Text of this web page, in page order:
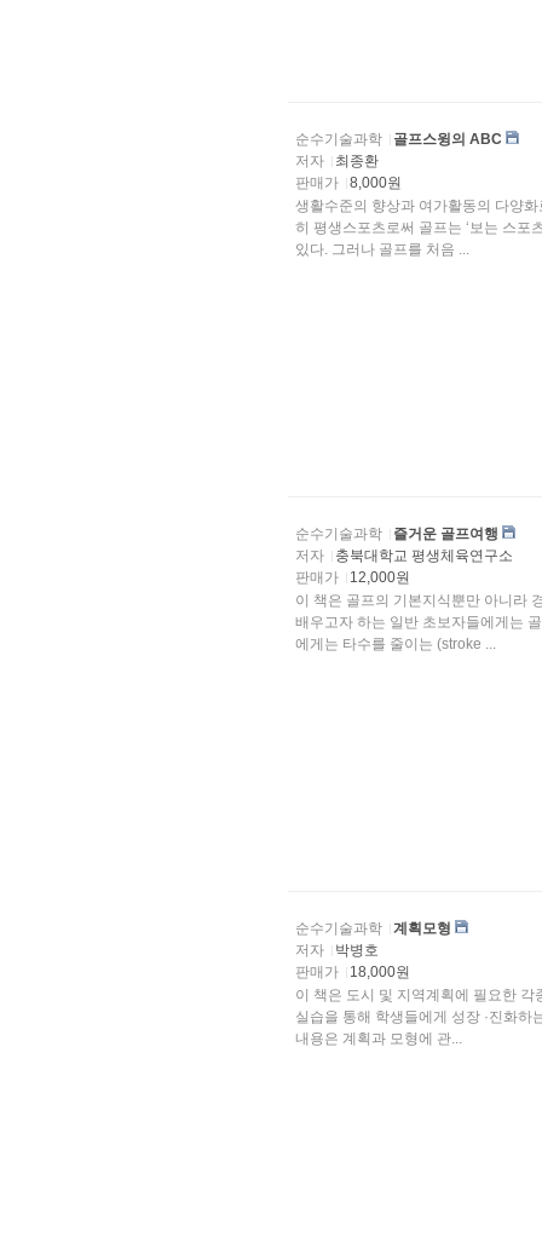
순수기술과학
골프스윙의 ABC
저자
최종환
판매가
8,000원
생활수준의 향상과 여가활동의 다양
히 평생스포츠로써 골프는 ‘보는 스포츠’에서 실제로 ‘한번 해보고 싶은
있다. 그러나 골프를 처음 ...
순수기술과학
즐거운 골프여행
저자
충북대학교 평생체육연구소
판매가
12,000원
이 책은 골프의 기본지식뿐만 아니라
배우고자 하는 일반 초보자들에게는 골프 입문의 훌륭한 길잡이로써 이용될 것이고, 한편
에게는 타수를 줄이는 (stroke ...
순수기술과학
계획모형
저자
박병호
판매가
18,000원
이 책은 도시 및 지역계획에 필요한
실습을 통해 학생들에게 성장 ·진화하는 인간의 정주환경을 이해시키는데 그 목적이 있다. 이 책의
내용은 계획과 모형에 관...